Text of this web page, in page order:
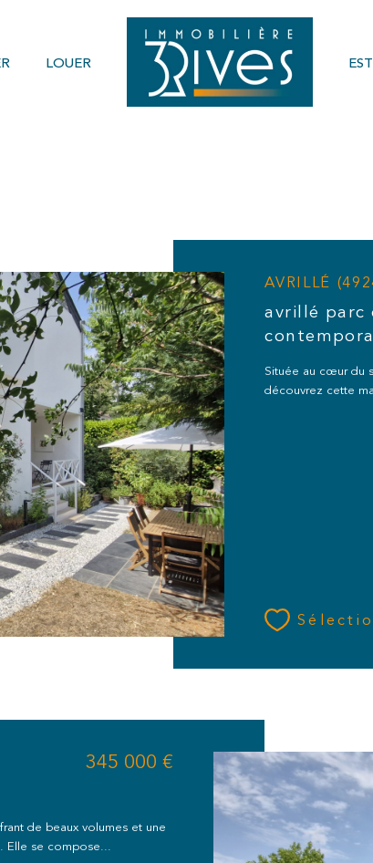
LOUER
AVRILLÉ
avrillé parc
Située au cœur du
découvrez cette
345 000 €
de beaux volumes et une
Elle se compose...